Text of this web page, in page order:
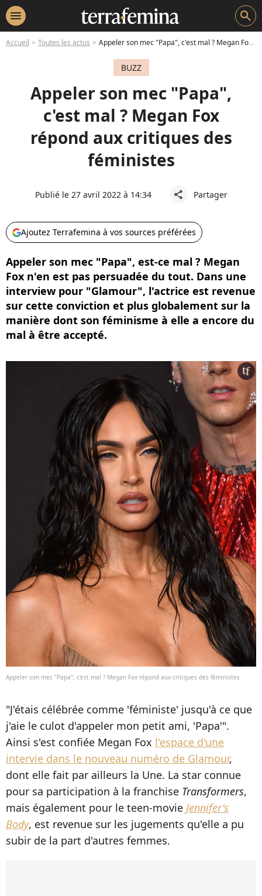
menu search
Accueil Toutes les actus Appeler son mec "Papa", c'est mal ? Megan Fox répond aux critiques des féministes
BUZZ
Appeler son mec "Papa",
c'est mal ? Megan Fox
répond aux critiques des
féministes
Publié le 27 avril 2022 à 14:34 share Partager
Ajoutez Terrafemina à vos sources préférées
Appeler son mec "Papa", est-ce mal ? Megan
Fox n'en est pas persuadée du tout. Dans une
interview pour "Glamour", l'actrice est revenue
sur cette conviction et plus globalement sur la
manière dont son féminisme à elle a encore du
mal à être accepté.
Appeler son mec "Papa", c'est mal ? Megan Fox répond aux critiques des féministes
"J'étais célébrée comme 'féministe' jusqu'à ce que
j'aie le culot d'appeler mon petit ami, 'Papa'".
Ainsi s'est confiée Megan Fox l'espace d'une
intervie dans le nouveau numéro de Glamour,
dont elle fait par ailleurs la Une. La star connue
pour sa participation à la franchise Transformers,
mais également pour le teen-movie Jennifer's
Body, est revenue sur les jugements qu'elle a pu
subir de la part d'autres femmes.